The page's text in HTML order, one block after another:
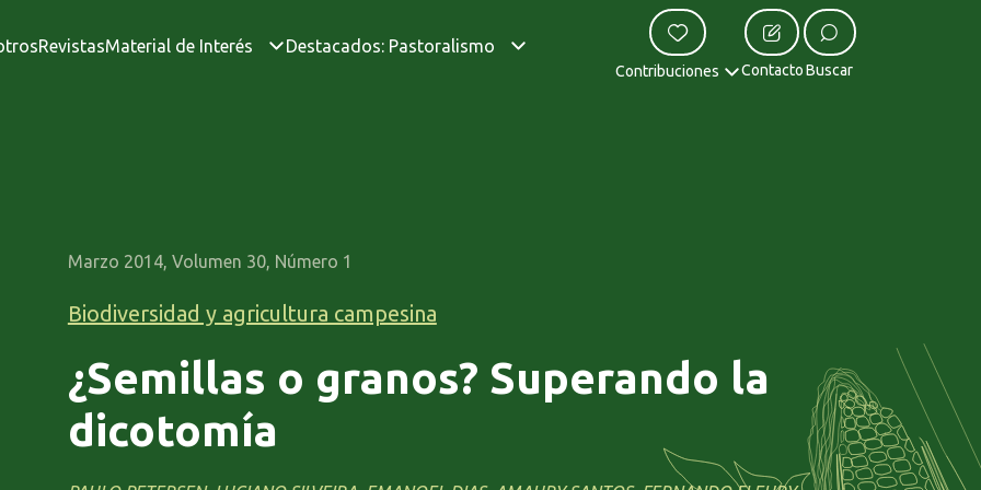
RevistasMaterial de Interés Destacados: Pastoralismo
Contribuciones Contacto Buscar
Marzo 2014, Volumen 30, Número 1
Biodiversidad y agricultura campesina
¿Semillas o granos? Superando la
dicotomía